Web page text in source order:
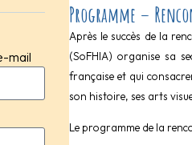
mail
Programme –
Après le succès de la
(SoFHIA) organise sa
française et qui
son histoire, ses arts
Le programme de la